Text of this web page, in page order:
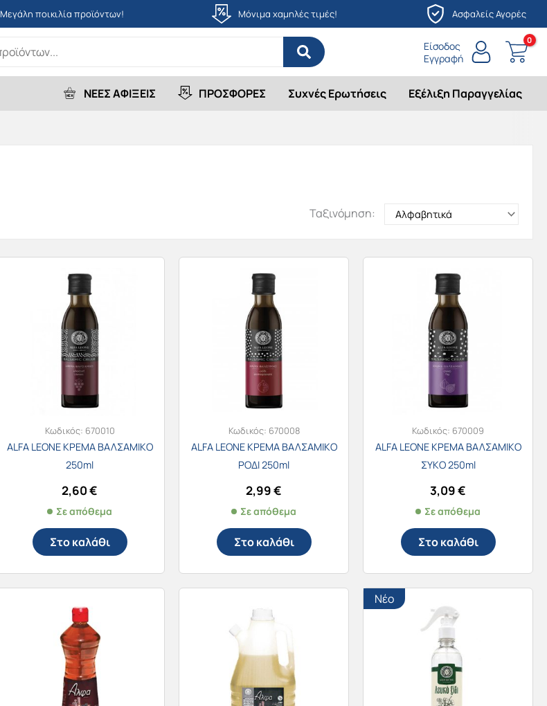
Μεγάλη ποικιλία προϊόντων! Μόνιμα χαμηλές τιμές! Ασφαλείς Αγορές
Είσοδος
Εγγραφή
ΝΕΕΣ ΑΦΙΞΕΙΣ ΠΡΟΣΦΟΡΕΣ Συχνές Ερωτήσεις Εξέλιξη Παραγγελίας
Ταξινόμηση:
Κωδικός: 670010
ALFA LEONE ΚΡΕΜΑ ΒΑΛΣΑΜΙΚΟ
250ml
2,60€
Σε απόθεμα
Στο καλάθι
Κωδικός: 670008
ALFA LEONE ΚΡΕΜΑ ΒΑΛΣΑΜΙΚΟ
ΡΟΔΙ 250ml
2,99€
Σε απόθεμα
Στο καλάθι
Κωδικός: 670009
ALFA LEONE ΚΡΕΜΑ ΒΑΛΣΑΜΙΚΟ
ΣΥΚΟ 250ml
3,09€
Σε απόθεμα
Στο καλάθι
Νέο